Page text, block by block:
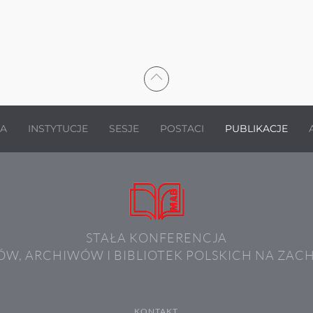
INSTYTUCJE SESJE POSTACI PUBLIKACJE
STAŁA KONFERENCJA
ARCHIWÓW I BIBLIOTEK POLSKICH NA